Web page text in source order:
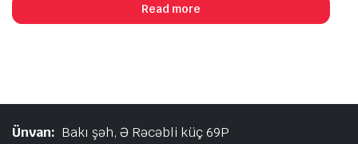
Read more
Ünvan: Bakı şəh, Ə Rəcəbli küç 69P